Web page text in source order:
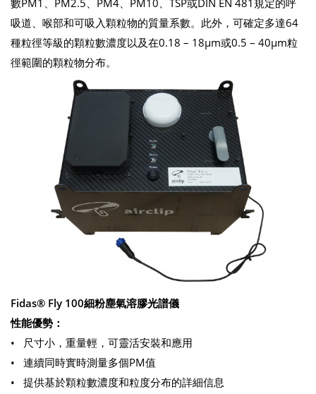
數PM1、PM2.5、PM4、PM10、TSP或DIN EN 481規定的呼
吸道、喉部和可吸入顆粒物的質量系數。此外，可確定多達64
種粒徑等級的顆粒數濃度以及在0.18 – 18μm或0.5 – 40μm粒
徑範圍的顆粒物分布。
Fidas® Fly 100細粉塵氣溶膠光譜儀
性能優勢：
• 尺寸小，重量輕，可靈活安裝和應用
• 連續同時實時測量多個PM值
• 提供基於顆粒數濃度和粒度分布的詳細信息